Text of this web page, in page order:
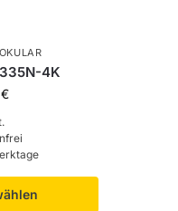
4K
€